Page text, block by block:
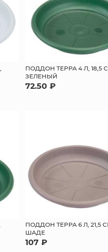
ПОДДОН ТЕРРА 4 Л, 18,5
ЗЕЛЕНЫЙ
72.50 ₽
ПОДДОН ТЕРРА 6 Л, 21,5
ШАДЕ
107 ₽